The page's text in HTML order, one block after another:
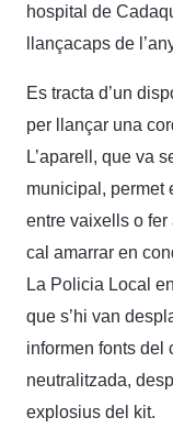
hospital de
llançacaps de
Es tracta d’un
per llançar una
L’aparell, que va
municipal, permet
entre vaixells o fer
cal amarrar en
La Policia Local
que s’hi van
informen fonts del
neutralitzada,
explosius del kit.